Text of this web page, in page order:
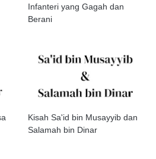
Infanteri yang Gagah dan
Berani
Kisah Sa'id bin Musayyib dan
Salamah bin Dinar